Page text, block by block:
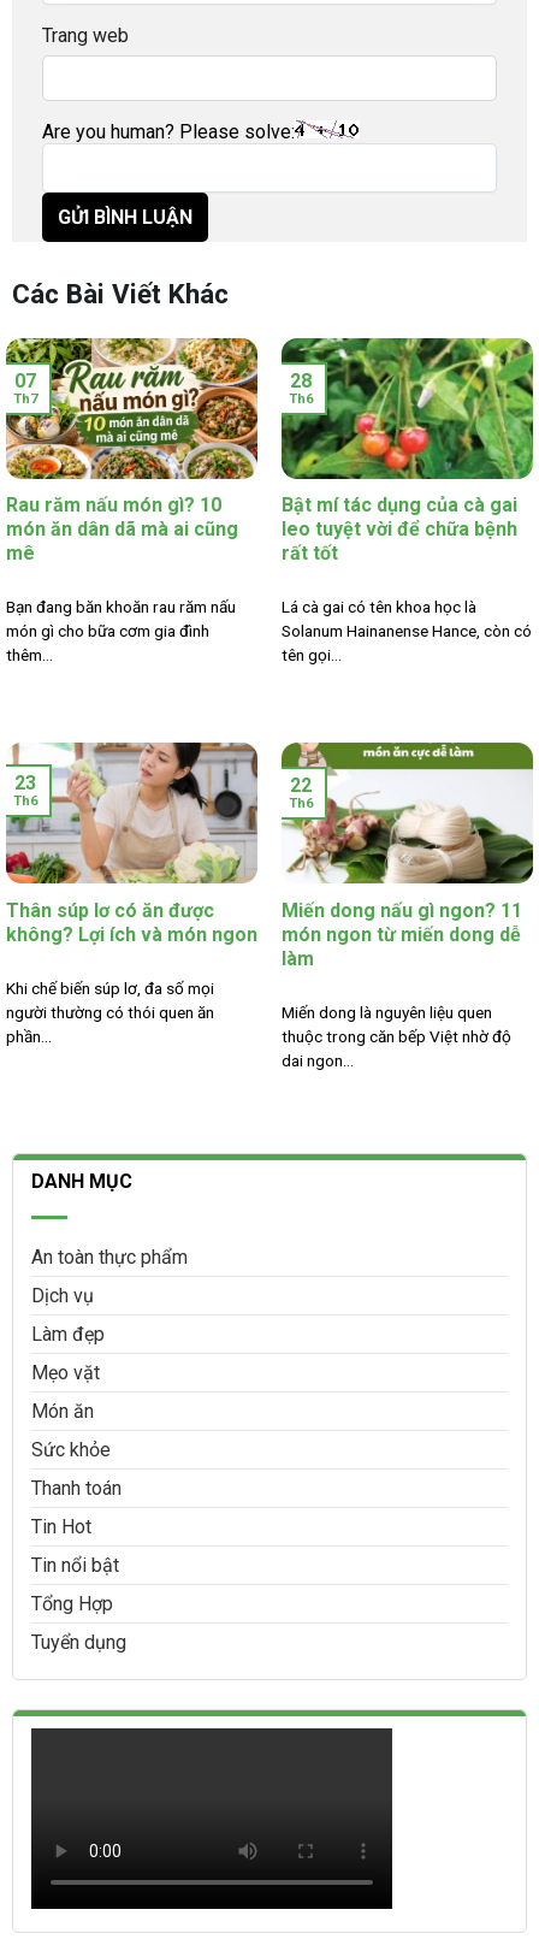
Trang web
Are you human? Please solve:
Các Bài Viết Khác
Rau răm nấu món gì? 10
món ăn dân dã mà ai cũng
mê
Bạn đang băn khoăn rau răm nấu
món gì cho bữa cơm gia đình
thêm...
07
Th7
Bật mí tác dụng của cà gai
leo tuyệt vời để chữa bệnh
rất tốt
Lá cà gai có tên khoa học là
Solanum Hainanense Hance, còn có
tên gọi...
28
Th6
Thân súp lơ có ăn được
không? Lợi ích và món ngon
Khi chế biến súp lơ, đa số mọi
người thường có thói quen ăn
phần...
23
Th6
Miến dong nấu gì ngon? 11
món ngon từ miến dong dễ
làm
Miến dong là nguyên liệu quen
thuộc trong căn bếp Việt nhờ độ
dai ngon...
22
Th6
DANH MỤC
An toàn thực phẩm
Dịch vụ
Làm đẹp
Mẹo vặt
Món ăn
Sức khỏe
Thanh toán
Tin Hot
Tin nổi bật
Tổng Hợp
Tuyển dụng